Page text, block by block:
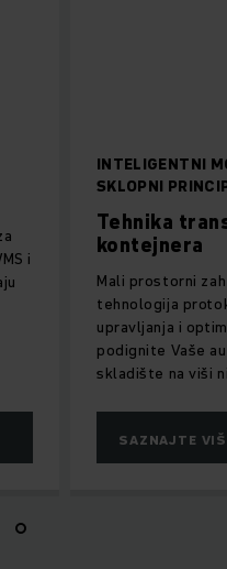
MODULARNI
transporta
zahtevi, pametna
protoka materijala i
i optimizovani procesi:
Vaše automatsko
na viši nivo.